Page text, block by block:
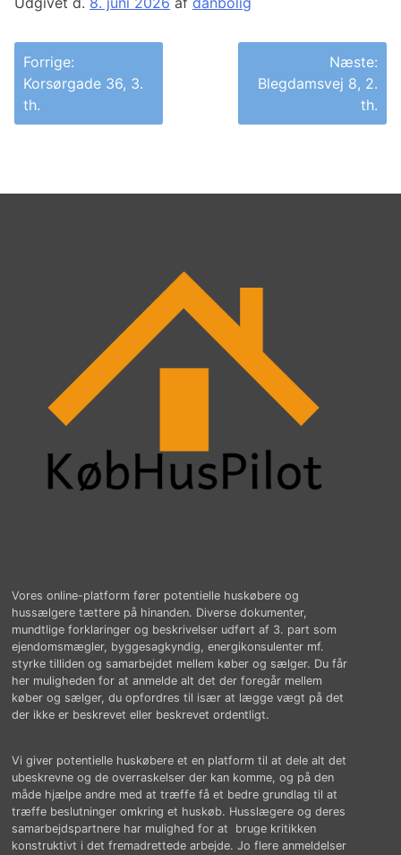
Indlægsnavigation
Forrige:
Korsørgade 36, 3.
th.
Næste:
Blegdamsvej 8, 2.
th.
Vores online-platform fører potentielle huskøbere og
hussælgere tættere på hinanden. Diverse dokumenter,
mundtlige forklaringer og beskrivelser udført af 3. part som
ejendomsmægler, byggesagkyndig, energikonsulenter mf.
styrke tilliden og samarbejdet mellem køber og sælger. Du får
her muligheden for at anmelde alt det der foregår mellem
køber og sælger, du opfordres til især at lægge vægt på det
der ikke er beskrevet eller beskrevet ordentligt.
Vi giver potentielle huskøbere et en platform til at dele alt det
ubeskrevne og de overraskelser der kan komme, og på den
måde hjælpe andre med at træffe få et bedre grundlag til at
træffe beslutninger omkring et huskøb. Husslægere og deres
samarbejdspartnere har mulighed for at bruge kritikken
konstruktivt i det fremadrettede arbejde. Jo flere anmeldelser